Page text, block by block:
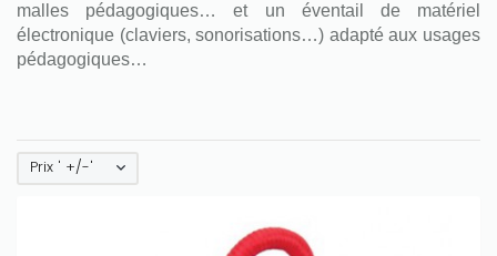
malles pédagogiques… et un éventail de matériel
électronique (claviers, sonorisations…) adapté aux usages
pédagogiques…
Prix ' +/-'